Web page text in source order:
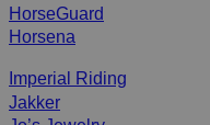
HorseGuard
Horsena
Imperial Riding
Jakker